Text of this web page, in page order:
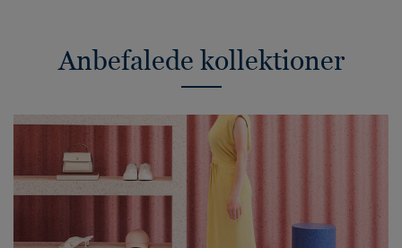
Anbefalede kollektioner